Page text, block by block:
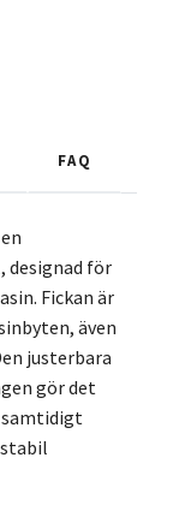
FAQ
designad för
Fickan är
även
justerbara
gör det
samtidigt